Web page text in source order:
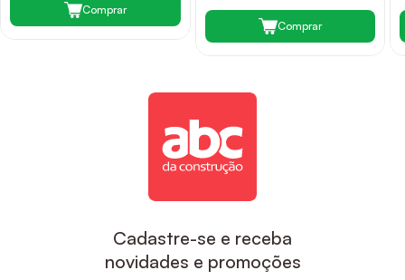
Comprar
Comprar
Cadastre-se e receba
novidades e promoções